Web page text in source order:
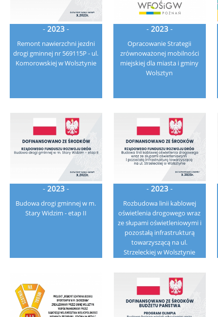
- 2023 -
Remont nawierzchni jezdni
drogi gminnej nr 569115P - ul.
Komorowskiej w Wolsztynie
- 2023 -
Opracowanie Strategii
zrównoważonej mobilności
miejskiej dla miasta i gminy
Wolsztyn
- 2023 -
Budowa drogi gminnej w m.
Stary Widzim - etap II
- 2023 -
Rozbudowa linii kablowej
oświetlenia drogowego wraz
ze słupami oświetleniowymi i
pozostałą infrastrukturą
towarzyszącą na ul.
Strzeleckiej w Wolsztynie